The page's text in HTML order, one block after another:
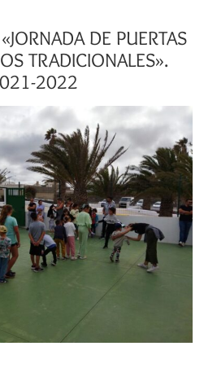
DE PUERTAS
TRADICIONALES».
2022